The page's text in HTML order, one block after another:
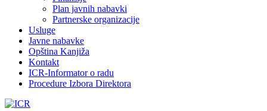
Plan javnih nabavki
Partnerske organizacije
Usluge
Javne nabavke
Opština Kanjiža
Kontakt
ICR-Informator o radu
Procedure Izbora Direktora